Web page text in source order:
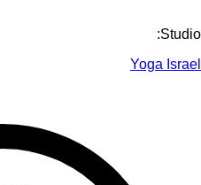
Studio:
Yoga Israel